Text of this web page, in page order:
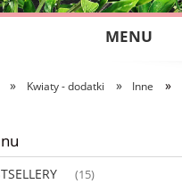
MENU
» Kwiaty - dodatki » Inne »
(15)